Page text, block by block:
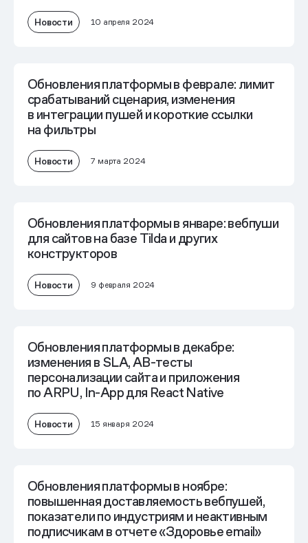
Новости 10 апреля 2024
Обновления платформы в феврале: лимит
срабатываний сценария, изменения
в интеграции пушей и короткие ссылки
на фильтры
Новости 7 марта 2024
Обновления платформы в январе: вебпуши
для сайтов на базе Tilda и других
конструкторов
Новости 9 февраля 2024
Обновления платформы в декабре:
изменения в SLA, AB-тесты
персонализации сайта и приложения
по ARPU, In-App для React Native
Новости 15 января 2024
Обновления платформы в ноябре:
повышенная доставляемость вебпушей,
показатели по индустриям и неактивным
подписчикам в отчете «Здоровье email»